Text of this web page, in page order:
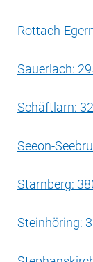
Rottach-
Sauerlach:
Schäftlarn:
Seeon-
Starnberg:
Steinhöring: